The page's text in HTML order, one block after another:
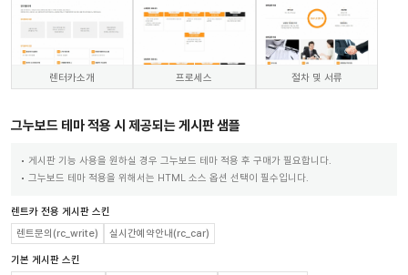
렌터카소개 프로세스 절차 및 서류
그누보드 테마 적용 시 제공되는 게시판 샘플
게시판 기능 사용을 원하실 경우 그누보드 테마 적용 후 구매가 필요합니다.
그누보드 테마 적용을 위해서는 HTML 소스 옵션 선택이 필수입니다.
렌트카 전용 게시판 스킨
렌트문의(rc_write)
실시간예약안내(rc_car)
기본 게시판 스킨